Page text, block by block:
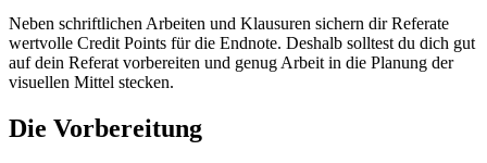
Neben schriftlichen Arbeiten und Klausuren sichern dir Referate
wertvolle Credit Points für die Endnote. Deshalb solltest du dich gut
auf dein Referat vorbereiten und genug Arbeit in die Planung der
visuellen Mittel stecken.
Die Vorbereitung